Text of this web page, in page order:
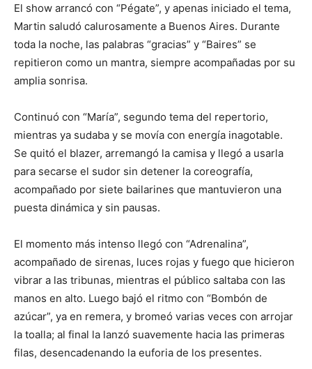
El show arrancó con “Pégate”, y apenas iniciado el tema,
Martin saludó calurosamente a Buenos Aires. Durante
toda la noche, las palabras “gracias” y “Baires” se
repitieron como un mantra, siempre acompañadas por su
amplia sonrisa.
Continuó con “María”, segundo tema del repertorio,
mientras ya sudaba y se movía con energía inagotable.
Se quitó el blazer, arremangó la camisa y llegó a usarla
para secarse el sudor sin detener la coreografía,
acompañado por siete bailarines que mantuvieron una
puesta dinámica y sin pausas.
El momento más intenso llegó con “Adrenalina”,
acompañado de sirenas, luces rojas y fuego que hicieron
vibrar a las tribunas, mientras el público saltaba con las
manos en alto. Luego bajó el ritmo con “Bombón de
azúcar”, ya en remera, y bromeó varias veces con arrojar
la toalla; al final la lanzó suavemente hacia las primeras
filas, desencadenando la euforia de los presentes.